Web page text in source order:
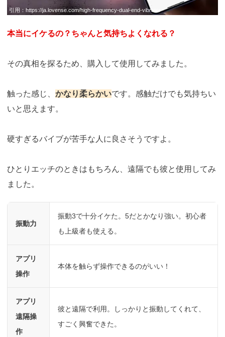
引用： https://ja.lovense.com/high-frequency-dual-end-vibrator
本当にイケるの？ちゃんと気持ちよくなれる？
その真相を探るため、購入して使用してみました。
触った感じ、 かなり柔らかいです。感触だけでも気持ちい
いと思えます。
硬すぎるバイブが苦手な人に良さそうですよ。
ひとりエッチのときはもちろん、遠隔でも彼と使用してみ
ました。
振動力
振動3で十分イケた。5だとかなり強い。初心者
も上級者も使える。
アプリ
操作
本体を触らず操作できるのがいい！
アプリ
遠隔操
作
彼と遠隔で利用。しっかりと振動してくれて、
すごく興奮できた。